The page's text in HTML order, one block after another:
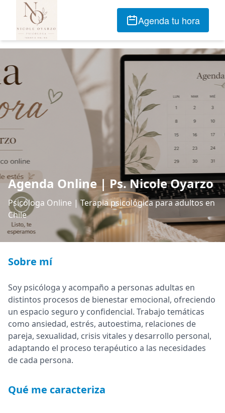
Agenda tu hora
Agenda Online | Ps. Nicole Oyarzo
Psicóloga Online | Terapia psicológica para adultos en
Chile
Sobre mí
Soy psicóloga y acompaño a personas adultas en
distintos procesos de bienestar emocional, ofreciendo
un espacio seguro y confidencial. Trabajo temáticas
como ansiedad, estrés, autoestima, relaciones de
pareja, sexualidad, crisis vitales y desarrollo personal,
adaptando el proceso terapéutico a las necesidades
de cada persona.
Qué me caracteriza